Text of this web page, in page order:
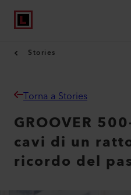
Stories
Torna a Stories
GROOVER
cavi di un
ricordo del